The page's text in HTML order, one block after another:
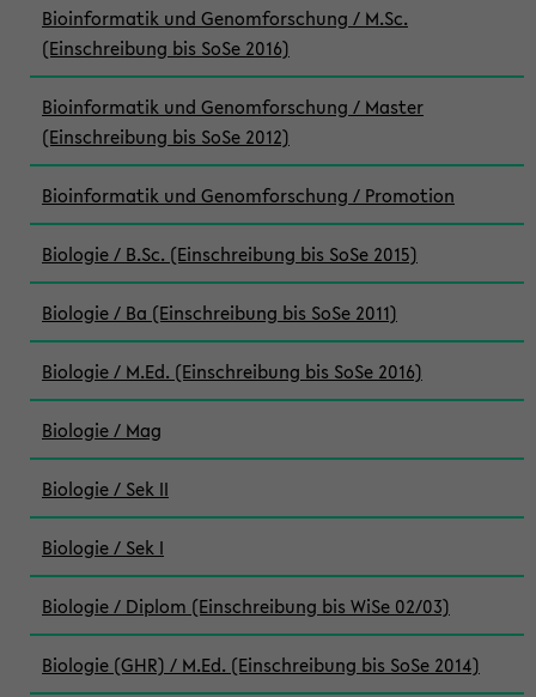
Bioinformatik und Genomforschung / M.Sc.
(Einschreibung bis SoSe 2016)
Bioinformatik und Genomforschung / Master
(Einschreibung bis SoSe 2012)
Bioinformatik und Genomforschung / Promotion
Biologie / B.Sc. (Einschreibung bis SoSe 2015)
Biologie / Ba (Einschreibung bis SoSe 2011)
Biologie / M.Ed. (Einschreibung bis SoSe 2016)
Biologie / Mag
Biologie / Sek II
Biologie / Sek I
Biologie / Diplom (Einschreibung bis WiSe 02/03)
Biologie (GHR) / M.Ed. (Einschreibung bis SoSe 2014)